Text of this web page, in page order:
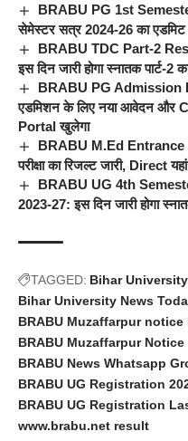
BRABU PG 1st
सेमेस्टर सत्र 2024-26 का एडमिट
BRABU TDC Part-2
इस दिन जारी होगा स्नातक पार्ट-2
BRABU PG Admission
एडमिशन के लिए नया आवेदन और
Portal खुलेगा
BRABU M.Ed Entrance
परीक्षा का रिजल्ट जारी, Direct
BRABU UG 4th
2023-27: इस दिन जारी होगा
TAGGED: Bihar
Bihar University News
BRABU Muzaffarpur notice
BRABU Muzaffarpur Notice
BRABU News Whatsapp
BRABU UG Registration
BRABU UG Registration
www.brabu.net result